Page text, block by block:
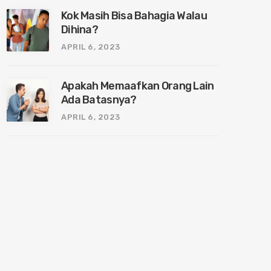
Kok Masih Bisa Bahagia Walau
Dihina?
APRIL 6, 2023
Apakah Memaafkan Orang Lain
Ada Batasnya?
APRIL 6, 2023